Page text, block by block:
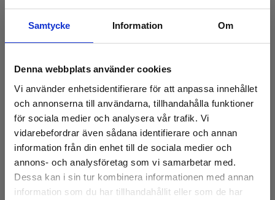
Samtycke Information Om
Denna webbplats använder cookies
Vi använder enhetsidentifierare för att anpassa innehållet
och annonserna till användarna, tillhandahålla funktioner
för sociala medier och analysera vår trafik. Vi
vidarebefordrar även sådana identifierare och annan
information från din enhet till de sociala medier och
annons- och analysföretag som vi samarbetar med.
Dessa kan i sin tur kombinera informationen med annan
information som du har tillhandahållit eller som de har
Tillbehör